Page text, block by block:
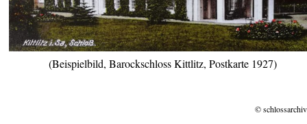
(Beispielbild, Barockschloss Kittlitz, Postkarte 1927)
©